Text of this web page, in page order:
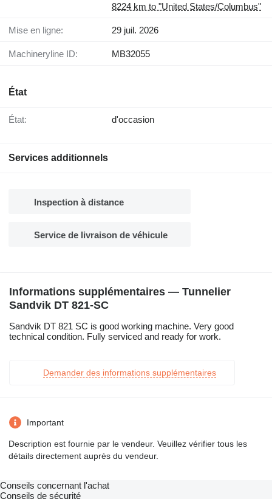
8224 km to "United States/Columbus"
Mise en ligne: 29 juil. 2026
Machineryline ID: MB32055
État
État: d'occasion
Services additionnels
Inspection à distance
Service de livraison de véhicule
Informations supplémentaires — Tunnelier
Sandvik DT 821-SC
Sandvik DT 821 SC is good working machine. Very good
technical condition. Fully serviced and ready for work.
Demander des informations supplémentaires
Important
Description est fournie par le vendeur. Veuillez vérifier tous les
détails directement auprès du vendeur.
Conseils concernant l'achat
Conseils de sécurité